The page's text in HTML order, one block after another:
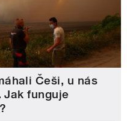
Češi, u nás
funguje